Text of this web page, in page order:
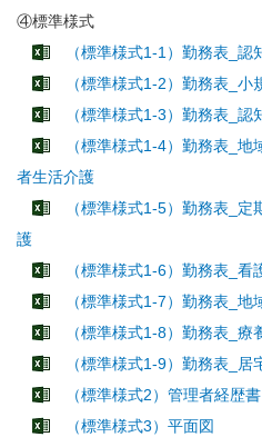
④標準様式
（標準様式1-1）勤務表_
（標準様式1-2）勤務表_
（標準様式1-3）勤務表_
（標準様式1-4）勤務表_
者生活介護
（標準様式1-5）勤務表_
護
（標準様式1-6）勤務表_
（標準様式1-7）勤務表_地
（標準様式1-8）勤務表_療
（標準様式1-9）勤務表_
（標準様式2）管理者経歴書
（標準様式3）平面図